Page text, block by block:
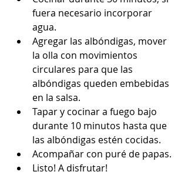
fuera necesario incorporar
agua.
Agregar las albóndigas, mover
la olla con movimientos
circulares para que las
albóndigas queden embebidas
en la salsa.
Tapar y cocinar a fuego bajo
durante 10 minutos hasta que
las albóndigas estén cocidas.
Acompañar con puré de papas.
Listo! A disfrutar!